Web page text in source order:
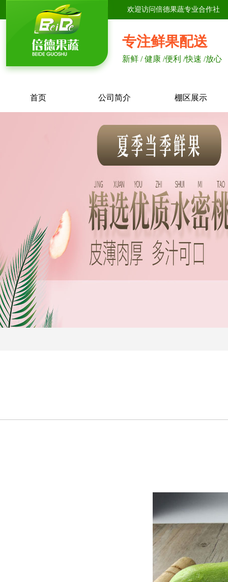
欢迎访问倍德果蔬专业合作社
专注鲜果配送
新鲜 / 健康 /便利 /快速 /放心
首页 公司简介 棚区展示